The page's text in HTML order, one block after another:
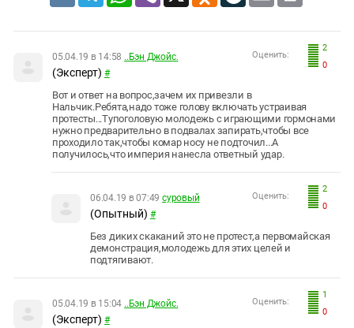
2
0
Оценить:
05.04.19 в 14:58 ..Бэн Джойс.
(Эксперт) #
Вот и ответ на вопрос,зачем их привезли в
Нальчик.Ребята,надо тоже голову включать устраивая
протесты...Тупоголовую молодежь с играющими гормонами
нужно предварительно в подвалах запирать,чтобы все
проходило так,чтобы комар носу не подточил...А
получилось,что империя нанесла ответный удар.
2
0
Оценить:
06.04.19 в 07:49 суровый
(Опытный) #
Без диких скаканий это не протест,а первомайская
демонстрация,молодежь для этих целей и
подтягивают.
1
0
Оценить:
05.04.19 в 15:04 ..Бэн Джойс.
(Эксперт) #